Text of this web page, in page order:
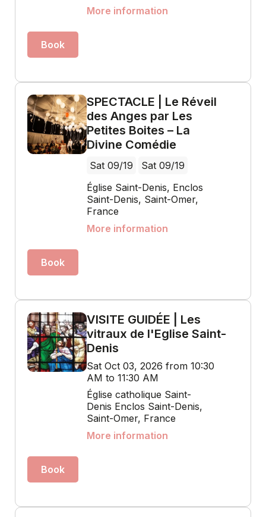
More information
Book
SPECTACLE | Le Réveil
des Anges par Les
Petites Boites – La
Divine Comédie
Sat 09/19
Sat 09/19
Église Saint-Denis, Enclos
Saint-Denis, Saint-Omer,
France
More information
Book
VISITE GUIDÉE | Les
vitraux de l'Eglise Saint-
Denis
Sat Oct 03, 2026 from 10:30
AM to 11:30 AM
Église catholique Saint-
Denis Enclos Saint-Denis,
Saint-Omer, France
More information
Book